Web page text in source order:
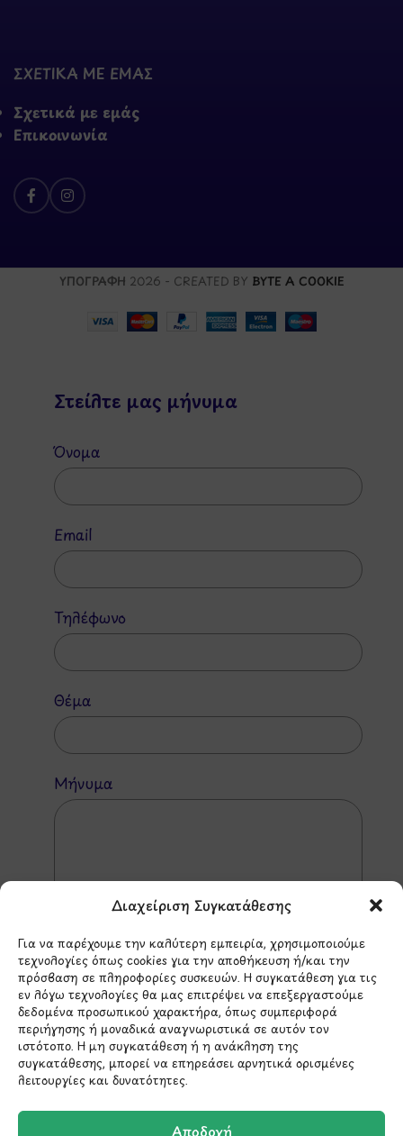
Διαχείριση Συγκατάθεσης
Για να παρέχουμε την καλύτερη εμπειρία, χρησιμοποιούμε
τεχνολογίες όπως cookies για την αποθήκευση ή/και την
πρόσβαση σε πληροφορίες συσκευών. Η συγκατάθεση για τις
εν λόγω τεχνολογίες θα μας επιτρέψει να επεξεργαστούμε
δεδομένα προσωπικού χαρακτήρα, όπως συμπεριφορά
περιήγησης ή μοναδικά αναγνωριστικά σε αυτόν τον
ιστότοπο. Η μη συγκατάθεση ή η ανάκληση της
συγκατάθεσης, μπορεί να επηρεάσει αρνητικά ορισμένες
λειτουργίες και δυνατότητες.
Αποδοχή
ΣΧΕΤΙΚΑ ΜΕ ΕΜΑΣ
Σχετικά με εμάς
Επικοινωνία
ΥΠΟΓΡΑΦΗ 2026 - CREATED BY BYTE A COOKIE
Στείλτε μας μήνυμα
Όνομα
Email
Τηλέφωνο
Θέμα
Μήνυμα
*Αυτός ο ιστότοπος προστατεύεται από το σύστημα
reCAPTCHA και ισχύουν ηΠολιτική Απορρήτουκαι οι
Όροι Παροχής Υπηρεσιώντης Google.